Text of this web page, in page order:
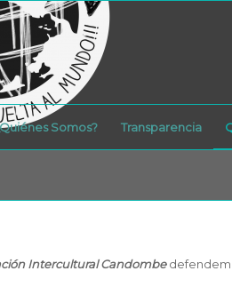
Somos? Transparencia
Intercultural Candombe